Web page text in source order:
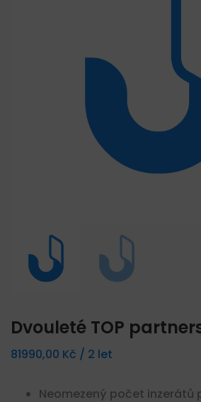
Dvouleté TOP
81990,00 Kč / 2 let
Neomezený počet inzerátů